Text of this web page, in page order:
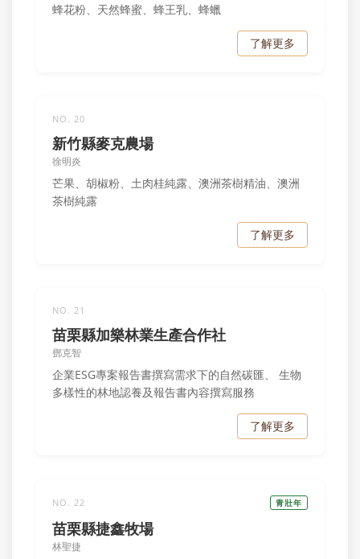
蜂花粉、天然蜂蜜、蜂王乳、蜂蠟
了解更多
NO. 20
新竹縣麥克農場
徐明炎
芒果、胡椒粉、土肉桂純露、澳洲茶樹精油、澳洲
茶樹純露
了解更多
NO. 21
苗栗縣加樂林業生產合作社
鄧克智
企業ESG專案報告書撰寫需求下的自然碳匯、 生物
多樣性的林地認養及報告書內容撰寫服務
了解更多
NO. 22 青壯年
苗栗縣捷鑫牧場
林聖捷